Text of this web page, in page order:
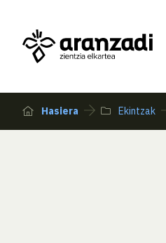
Hasiera Ekintzak